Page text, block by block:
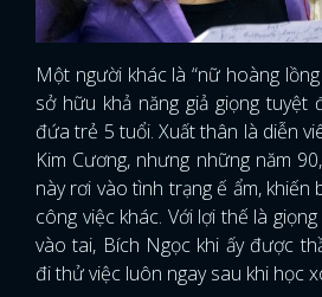
Một người khác là “nữ hoàng
sở hữu khả năng giả giọng
đứa trẻ 5 tuổi. Xuất thân là diễn
Kim Cương, nhưng những năm
này rơi vào tình trạng ế ẩm, khiến
công việc khác. Với lợi thế là
vào tai, Bích Ngọc khi ấy được
đi thử việc luôn ngay sau khi học